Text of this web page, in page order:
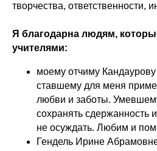
творчества, ответственности,
Я благодарна людям,
учителями:
моему отчиму
ставшему для меня
любви и заботы.
сохранять сдержанность
не осуждать. Любим и
Гендель Ирине